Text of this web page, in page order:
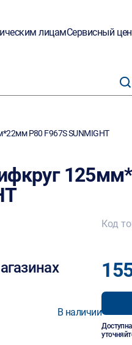
лицамСервисный
Р80 F967S SUNMIGHT
В наличии
Код